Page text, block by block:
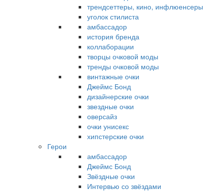
трендсеттеры, кино, инфлюенсеры
уголок стилиста
амбассадор
история бренда
коллаборации
творцы очковой моды
тренды очковой моды
винтажные очки
Джеймс Бонд
дизайнерские очки
звездные очки
оверсайз
очки унисекс
хипстерские очки
Герои
амбассадор
Джеймс Бонд
Звёздные очки
Интервью со звёздами